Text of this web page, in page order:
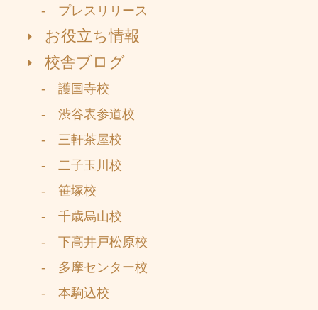
- プレスリリース
お役立ち情報
校舎ブログ
- 護国寺校
- 渋谷表参道校
- 三軒茶屋校
- 二子玉川校
- 笹塚校
- 千歳烏山校
- 下高井戸松原校
- 多摩センター校
- 本駒込校